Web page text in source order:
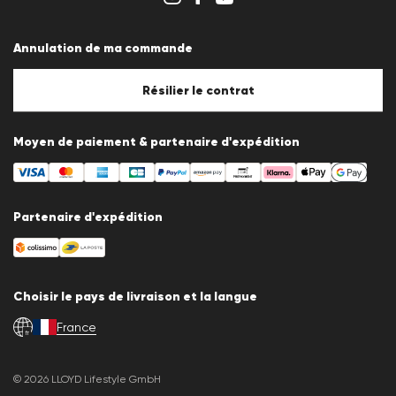
Mentions légales
Politique en matière de cookies
Paramètres des cookies
Annulation de ma commande
Résilier le contrat
Moyen de paiement & partenaire d'expédition
Partenaire d'expédition
Choisir le pays de livraison et la langue
fr France
© 2026 LLOYD Lifestyle GmbH